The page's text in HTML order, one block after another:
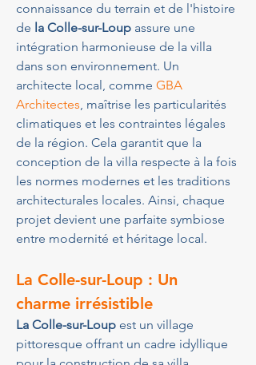
connaissance du terrain et de l'histoire
de la Colle-sur-Loup assure une
intégration harmonieuse de la villa
dans son environnement. Un
architecte local, comme GBA
Architectes, maîtrise les particularités
climatiques et les contraintes légales
de la région. Cela garantit que la
conception de la villa respecte à la fois
les normes modernes et les traditions
architecturales locales. Ainsi, chaque
projet devient une parfaite symbiose
entre modernité et héritage local.
La Colle-sur-Loup : Un
charme irrésistible
La Colle-sur-Loup est un village
pittoresque offrant un cadre idyllique